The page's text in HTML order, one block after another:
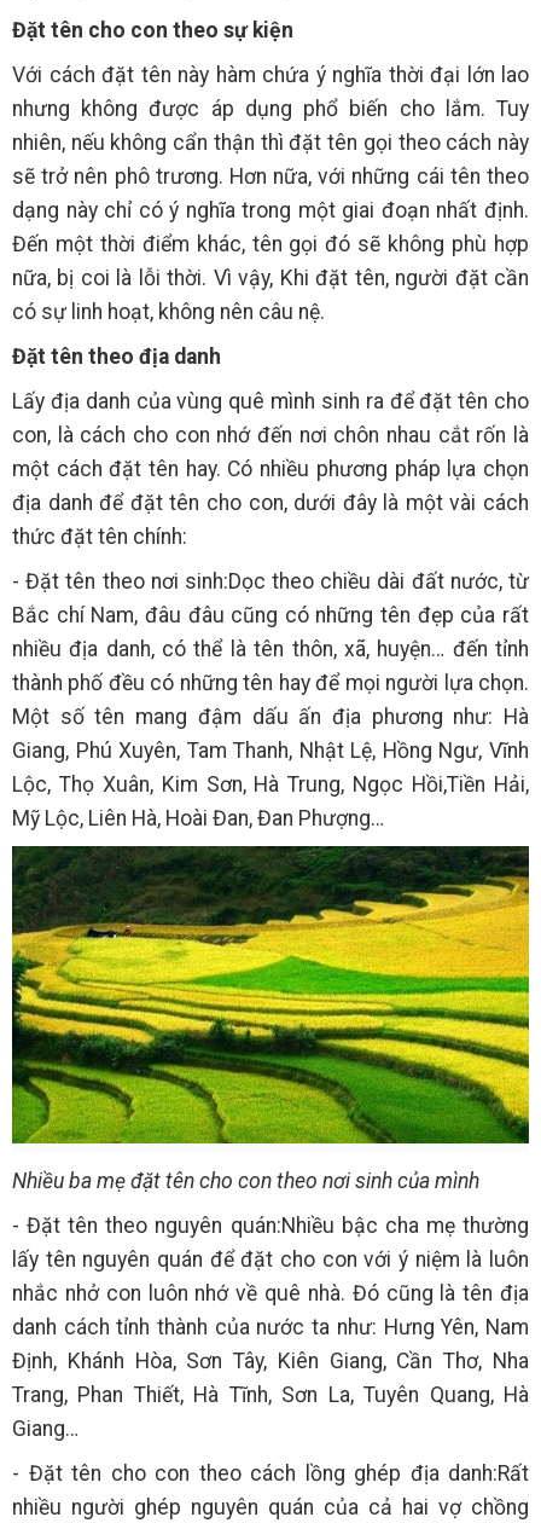
Đặt tên cho con theo sự kiện
Với cách đặt tên này hàm chứa ý nghĩa thời đại lớn lao
nhưng không được áp dụng phổ biến cho lắm. Tuy
nhiên, nếu không cẩn thận thì đặt tên gọi theo cách này
sẽ trở nên phô trương. Hơn nữa, với những cái tên theo
dạng này chỉ có ý nghĩa trong một giai đoạn nhất định.
Đến một thời điểm khác, tên gọi đó sẽ không phù hợp
nữa, bị coi là lỗi thời. Vì vậy, Khi đặt tên, người đặt cần
có sự linh hoạt, không nên câu nệ.
Đặt tên theo địa danh
Lấy địa danh của vùng quê mình sinh ra để đặt tên cho
con, là cách cho con nhớ đến nơi chôn nhau cắt rốn là
một cách đặt tên hay. Có nhiều phương pháp lựa chọn
địa danh để đặt tên cho con, dưới đây là một vài cách
thức đặt tên chính:
- Đặt tên theo nơi sinh:Dọc theo chiều dài đất nước, từ
Bắc chí Nam, đâu đâu cũng có những tên đẹp của rất
nhiều địa danh, có thể là tên thôn, xã, huyện… đến tỉnh
thành phố đều có những tên hay để mọi người lựa chọn.
Một số tên mang đậm dấu ấn địa phương như: Hà
Giang, Phú Xuyên, Tam Thanh, Nhật Lệ, Hồng Ngư, Vĩnh
Lộc, Thọ Xuân, Kim Sơn, Hà Trung, Ngọc Hồi,Tiền Hải,
Mỹ Lộc, Liên Hà, Hoài Đan, Đan Phượng…
Nhiều ba mẹ đặt tên cho con theo nơi sinh của mình
- Đặt tên theo nguyên quán:Nhiều bậc cha mẹ thường
lấy tên nguyên quán để đặt cho con với ý niệm là luôn
nhắc nhở con luôn nhớ về quê nhà. Đó cũng là tên địa
danh cách tỉnh thành của nước ta như: Hưng Yên, Nam
Định, Khánh Hòa, Sơn Tây, Kiên Giang, Cần Thơ, Nha
Trang, Phan Thiết, Hà Tĩnh, Sơn La, Tuyên Quang, Hà
Giang…
- Đặt tên cho con theo cách lồng ghép địa danh:Rất
nhiều người ghép nguyên quán của cả hai vợ chồng